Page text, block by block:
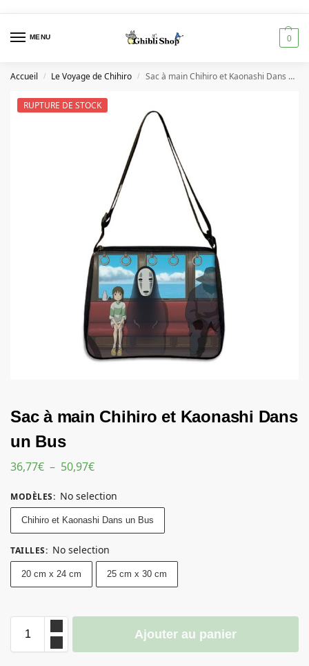
MENU 0
Accueil / Le Voyage de Chihiro / Sac à main Chihiro et Kaonashi Dans un Bus
RUPTURE DE STOCK
Sac à main Chihiro et Kaonashi Dans
un Bus
36,77€ – 50,97€
MODÈLES: No selection
Chihiro et Kaonashi Dans un Bus
TAILLES: No selection
20 cm x 24 cm 25 cm x 30 cm
Ajouter au panier